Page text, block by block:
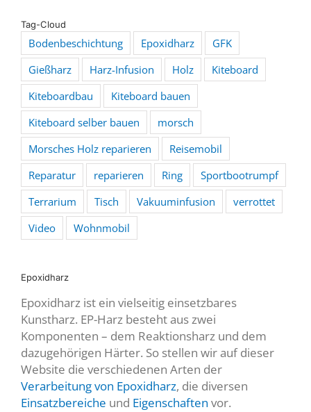
Tag-Cloud
Bodenbeschichtung Epoxidharz
GFK
Gießharz
Harz-Infusion Holz
Kiteboard
Kiteboardbau
Kiteboard bauen
Kiteboard selber bauen
morsch
Morsches Holz reparieren
Reisemobil
Reparatur
reparieren Ring
Sportbootrumpf
Terrarium
Tisch Vakuuminfusion
verrottet
Video
Wohnmobil
Epoxidharz
Epoxidharz ist ein vielseitig einsetzbares
Kunstharz. EP-Harz besteht aus zwei
Komponenten – dem Reaktionsharz und dem
dazugehörigen Härter. So stellen wir auf dieser
Website die verschiedenen Arten der
Verarbeitung von Epoxidharz, die diversen
Einsatzbereiche und Eigenschaften vor.